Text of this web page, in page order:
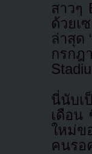
สาวๆ
ด้วยเ
ล่าสุด
กรกฎ
นี่นับเ
เดือน
ใหม่ข
คนรอ